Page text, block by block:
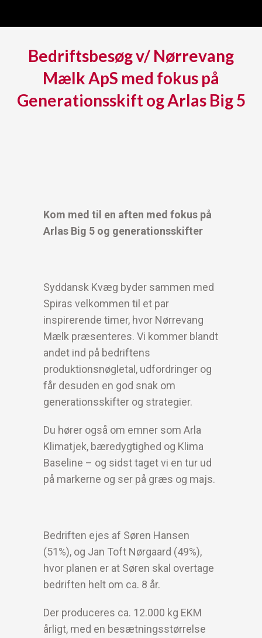
Bedriftsbesøg v/ Nørrevang
Mælk ApS med fokus på
Generationsskift og Arlas Big 5
Kom med til en aften med fokus på
Arlas Big 5 og generationsskifter
Syddansk Kvæg byder sammen med
Spiras velkommen til et par
inspirerende timer, hvor Nørrevang
Mælk præsenteres. Vi kommer blandt
andet ind på bedriftens
produktionsnøgletal, udfordringer og
får desuden en god snak om
generationsskifter og strategier.
Du hører også om emner som Arla
Klimatjek, bæredygtighed og Klima
Baseline – og sidst taget vi en tur ud
på markerne og ser på græs og majs.
Bedriften ejes af Søren Hansen
(51%), og Jan Toft Nørgaard (49%),
hvor planen er at Søren skal overtage
bedriften helt om ca. 8 år.
Der produceres ca. 12.000 kg EKM
årligt, med en besætningsstørrelse